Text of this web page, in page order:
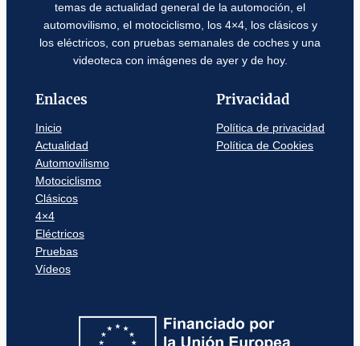
temas de actualidad general de la automoción, el
automovilismo, el motociclismo, los 4×4, los clásicos y
los eléctricos, con pruebas semanales de coches y una
videoteca con imágenes de ayer y de hoy.
Enlaces
Inicio
Actualidad
Automovilismo
Motociclismo
Clásicos
4×4
Eléctricos
Pruebas
Vídeos
Privacidad
Política de privacidad
Política de Cookies